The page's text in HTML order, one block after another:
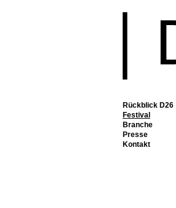
Rückblick D26
Festival
Branche
Presse
Kontakt